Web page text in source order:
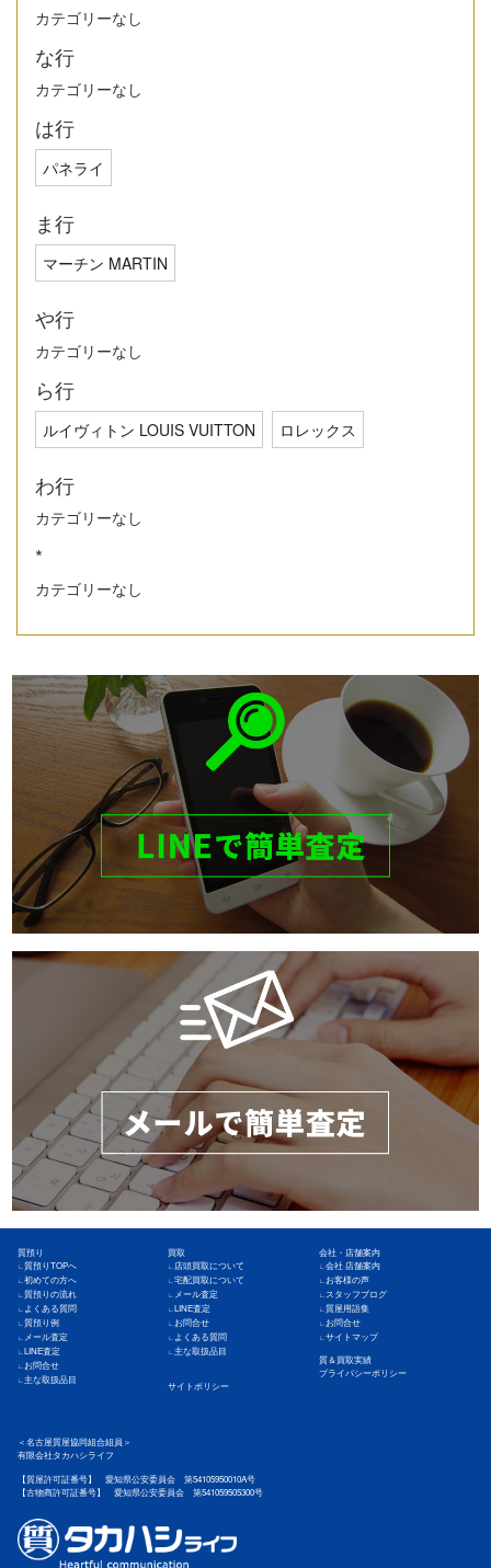
カテゴリーなし
な行
カテゴリーなし
は行
パネライ
ま行
マーチン MARTIN
や行
カテゴリーなし
ら行
ルイヴィトン LOUIS VUITTON ロレックス
わ行
カテゴリーなし
*
カテゴリーなし
質預り
質預りTOPへ
初めての方へ
質預りの流れ
よくある質問
質預り例
メール査定
LINE査定
お問合せ
主な取扱品目
買取
店頭買取について
宅配買取について
メール査定
LINE査定
お問合せ
よくある質問
主な取扱品目
会社・店舗案内
会社·店舗案内
お客様の声
スタッフブログ
質屋用語集
お問合せ
サイトマップ
質＆買取実績
プライバシーポリシー
サイトポリシー
＜名古屋質屋協同組合組員＞
有限会社タカハシライフ
【質屋許可証番号】 愛知県公安委員会 第54105950010A号
【古物商許可証番号】 愛知県公安委員会 第541059505300号